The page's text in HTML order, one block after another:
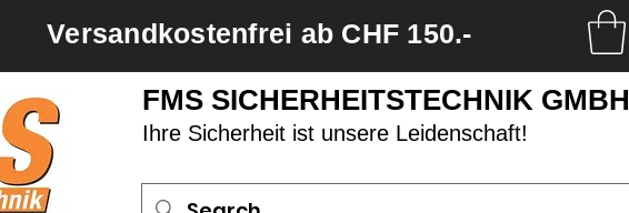
Versandkostenfrei ab CHF 150.-
FMS SICHERHEITSTECHNIK GMBH
Ihre Sicherheit ist unsere Leidenschaft!